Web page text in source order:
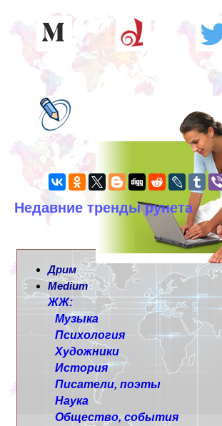
Недавние тренды рунета
Дрим
Medium
ЖЖ:
Музыка
Психология
Художники
История
Писатели, поэты
Наука
Общество, события